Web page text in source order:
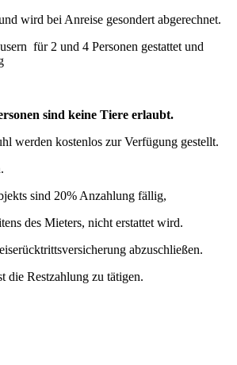
wird bei Anreise gesondert abgerechnet.
für 2 und 4 Personen gestattet und
sind keine Tiere erlaubt.
werden kostenlos zur Verfügung gestellt.
sind 20% Anzahlung fällig,
des Mieters, nicht erstattet wird.
abzuschließen.
die Restzahlung zu tätigen.